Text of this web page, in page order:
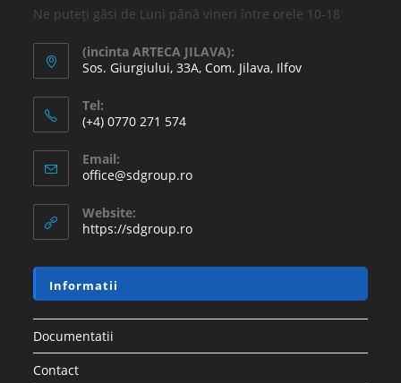
Ne puteți găsi de Luni până vineri între orele 10-18
(incinta ARTECA JILAVA):
Sos. Giurgiului, 33A, Com. Jilava, Ilfov
Tel:
(+4) 0770 271 574
Email:
office@sdgroup.ro
Website:
https://sdgroup.ro
Informatii
Documentatii
Contact